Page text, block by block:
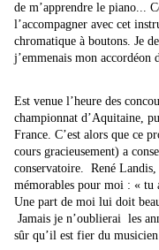
de m’apprendre le piano...
l’accompagner avec cet
chromatique à boutons. Je
j’emmenais mon accordéon
Est venue l’heure des
championnat d’Aquitaine,
France. C’est alors que ce
cours gracieusement) a
conservatoire. René Landis,
mémorables pour moi : « tu
Une part de moi lui doit
Jamais je n’oublierai les
sûr qu’il est fier du